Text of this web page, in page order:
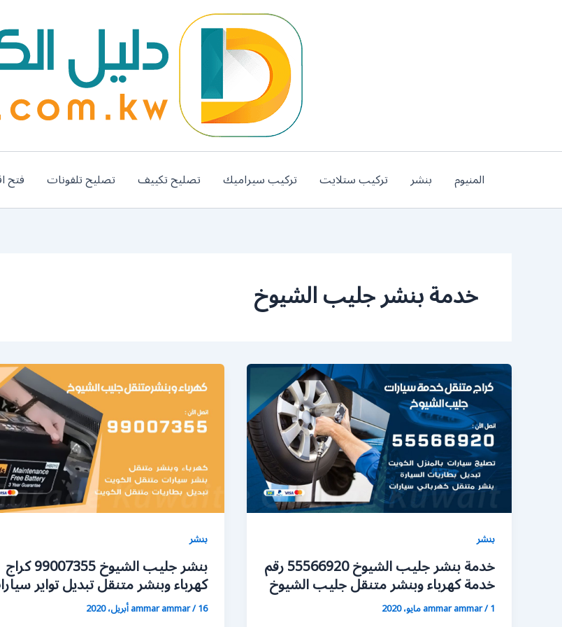
المنيوم بنشر تركيب ستلايت تركيب سيراميك تصليح تكييف تصليح تلفونات فتح
خدمة بنشر جليب الشيوخ
بنشر
خدمة بنشر جليب الشيوخ 55566920 رقم
خدمة كهرباء وبنشر متنقل جليب الشيوخ
ammar ammar/1 مايو، 2020
بنشر
بنشر جليب الشيوخ 99007355 كراج
كهرباء وبنشر متنقل تبديل تواير
ammar ammar/16 أبريل، 2020